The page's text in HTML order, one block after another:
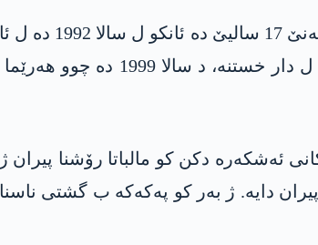
زولفیە بینبیرا د
رۆشنا پیران یا کو ب سالان ل ھەرێمێن
ئەشکەرە دکن کو مالباتا رۆشنا
ژ بەر کو پەکەکە ب گشتی